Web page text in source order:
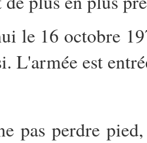
le 16 octobre
L'armée est
pas perdre